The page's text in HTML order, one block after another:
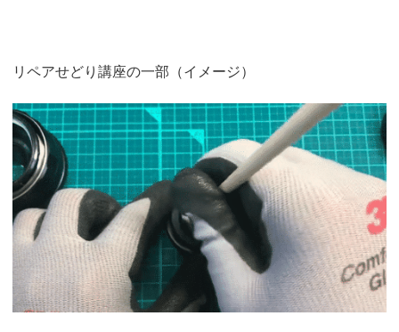
リペアせどり講座の一部（イメージ）